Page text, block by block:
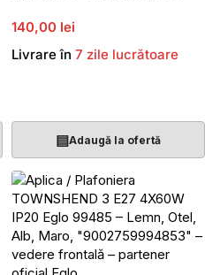
140,00 lei
Livrare în 7 zile lucrătoare
▤Adaugă la ofertă